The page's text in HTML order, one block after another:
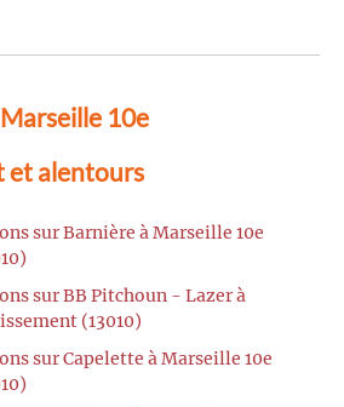
10e
et alentours
sur Barnière à Marseille 10e
sur BB Pitchoun - Lazer à
(13010)
sur Capelette à Marseille 10e